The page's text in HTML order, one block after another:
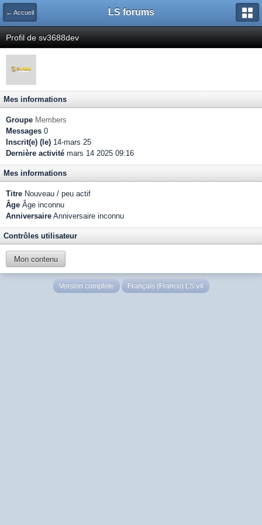
← Accueil LS forums
Profil de sv3688dev
Mes informations
Groupe Members
Messages 0
Inscrit(e) (le) 14-mars 25
Dernière activité mars 14 2025 09:16
Mes informations
Titre Nouveau / peu actif
Âge Âge inconnu
Anniversaire Anniversaire inconnu
Contrôles utilisateur
Mon contenu
Version complète Français (France) LS v4